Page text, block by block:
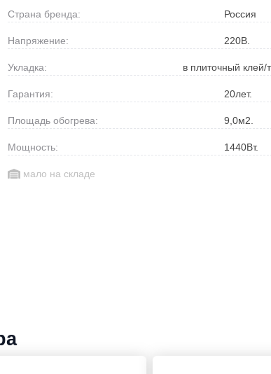
Страна бренда: Россия
Напряжение: 220В.
Укладка: в плиточный клей/
Гарантия: 20лет.
Площадь обогрева: 9,0м2.
Мощность: 1440Вт.
мало на складе